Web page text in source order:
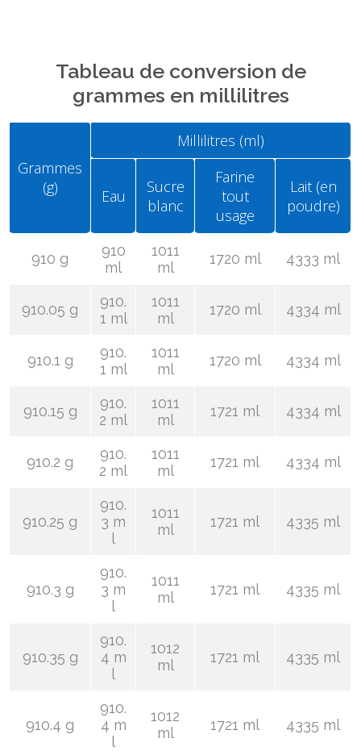
Tableau de conversion de
grammes en millilitres
Grammes
(g)
Millilitres (ml)
Eau
Sucre
blanc
Farine
tout
usage
Lait (en
poudre)
910 g
910
ml
1011
ml
1720 ml 4333 ml
910.05 g
910.
1 ml
1011
ml
1720 ml 4334 ml
910.1 g
910.
1 ml
1011
ml
1720 ml 4334 ml
910.15 g
910.
2 ml
1011
ml
1721 ml 4334 ml
910.2 g
910.
2 ml
1011
ml
1721 ml 4334 ml
910.25 g
910.
3 m
l
1011
ml
1721 ml 4335 ml
910.3 g
910.
3 m
l
1011
ml
1721 ml 4335 ml
910.35 g
910.
4 m
l
1012
ml
1721 ml 4335 ml
910.4 g
910.
4 m
l
1012
ml
1721 ml 4335 ml